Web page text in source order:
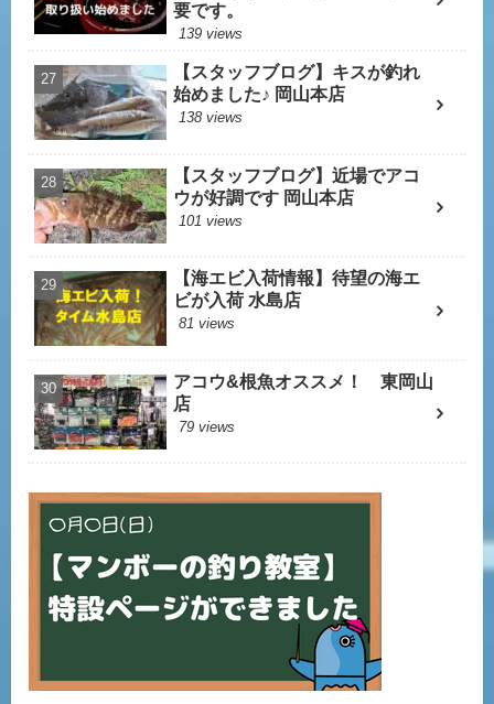
要です。
139 views
【スタッフブログ】キスが釣れ
始めました♪ 岡山本店
138 views
【スタッフブログ】近場でアコ
ウが好調です 岡山本店
101 views
【海エビ入荷情報】待望の海エ
ビが入荷 水島店
81 views
アコウ&根魚オススメ！ 東岡山
店
79 views